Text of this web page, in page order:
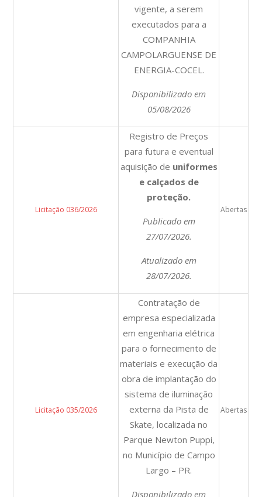
vigente, a serem
executados para a
COMPANHIA
CAMPOLARGUENSE DE
ENERGIA-COCEL.
Disponibilizado em
05/08/2026
Licitação 036/2026
Registro de Preços
para futura e eventual
aquisição de uniformes
e calçados de
proteção.
Publicado em
27/07/2026.
Atualizado em
28/07/2026.
Abertas
Licitação 035/2026
Contratação de
empresa especializada
em engenharia elétrica
para o fornecimento de
materiais e execução da
obra de implantação do
sistema de iluminação
externa da Pista de
Skate, localizada no
Parque Newton Puppi,
no Município de Campo
Largo – PR.
Disponibilizado em
Abertas